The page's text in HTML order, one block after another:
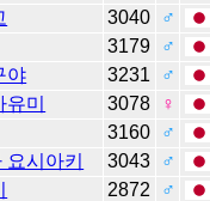
3040
♂
3179
♂
야 3231
♂
미 3078
♀
3160
♂
시아키 3043
♂
2872
♂